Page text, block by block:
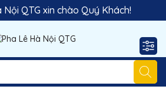
QTG xin chào Quý Khách!